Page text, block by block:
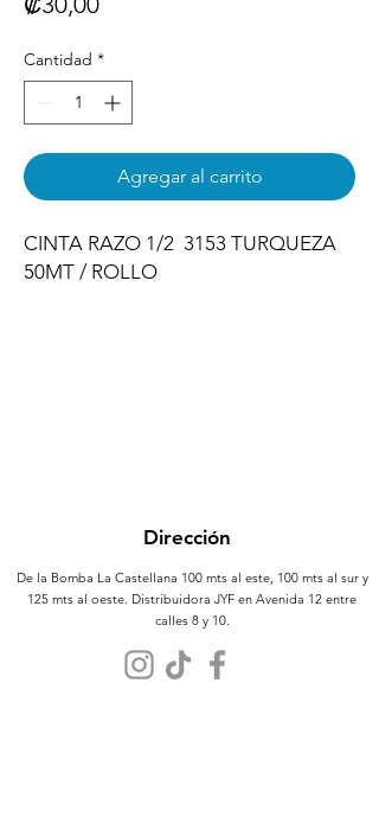
Cantidad *
Agregar al carrito
CINTA RAZO 1/2  3153 TURQUEZA
50MT / ROLLO
Dirección
De la Bomba La Castellana 100 mts al este, 100 mts al sur y
125 mts al oeste. Distribuidora JYF en Avenida 12 entre
calles 8 y 10.